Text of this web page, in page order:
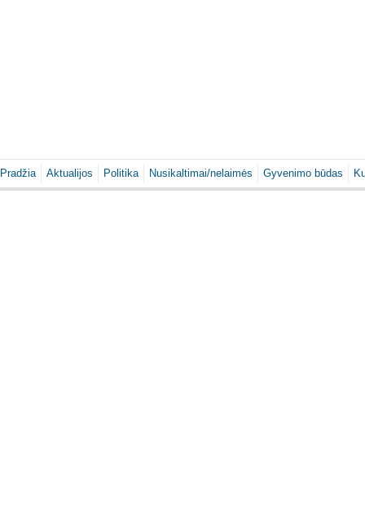
Pradžia Aktualijos Politika Nusikaltimai/nelaimės Gyvenimo būdas